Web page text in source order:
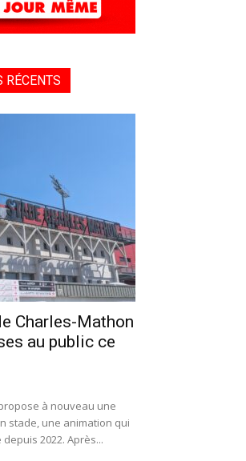
RÉCENTS
Charles-Mathon
au public ce
à nouveau une
stade, une animation qui
2022. Après...